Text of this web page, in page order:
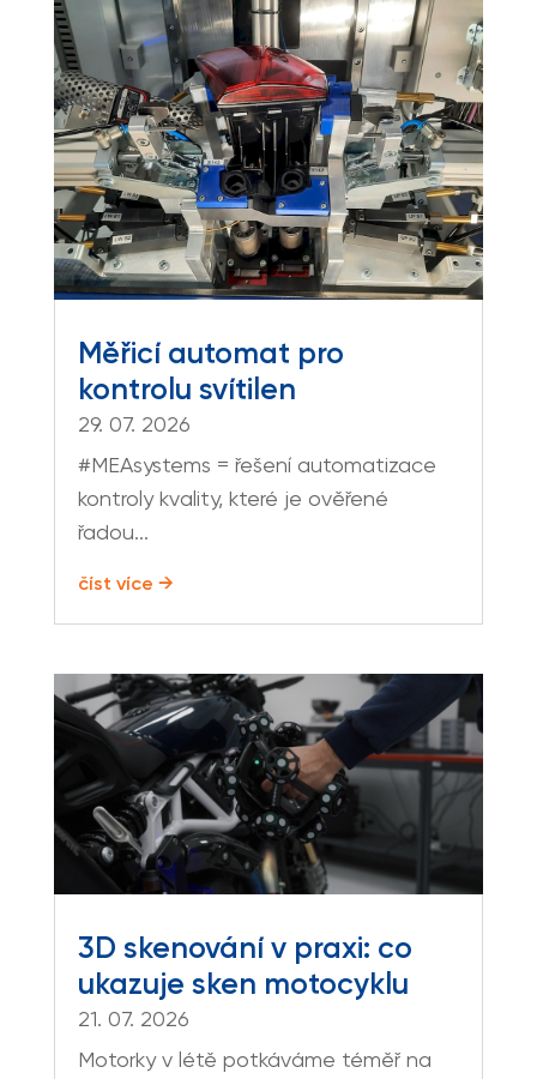
Měřicí automat pro
kontrolu svítilen
29. 07. 2026
#MEAsystems = řešení automatizace
kontroly kvality, které je ověřené
řadou...
číst více
3D skenování v praxi: co
ukazuje sken motocyklu
21. 07. 2026
Motorky v létě potkáváme téměř na